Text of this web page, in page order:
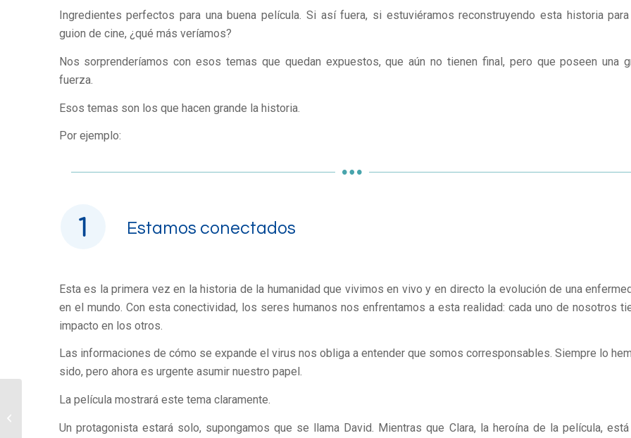
Ingredientes perfectos para una buena película. Si así fuera, si estuviéramos reconstruyendo esta historia para
guion de cine, ¿qué más veríamos?
Nos sorprenderíamos con esos temas que quedan expuestos, que aún no tienen final, pero que poseen una
fuerza.
Esos temas son los que hacen grande la historia.
Por ejemplo:
Estamos conectados
Esta es la primera vez en la historia de la humanidad que vivimos en vivo y en directo la evolución de una
en el mundo. Con esta conectividad, los seres humanos nos enfrentamos a esta realidad: cada uno de nosotros
impacto en los otros.
Las informaciones de cómo se expande el virus nos obliga a entender que somos corresponsables. Siempre lo
sido, pero ahora es urgente asumir nuestro papel.
La película mostrará este tema claramente.
Un protagonista estará solo, supongamos que se llama David. Mientras que Clara, la heroína de la película, está
gripa o coronavirus?